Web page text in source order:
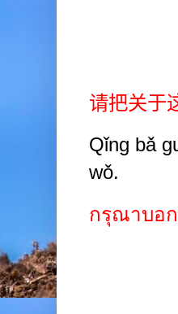
请把关于
Qǐng bǎ
wǒ.
กรุณาบอ